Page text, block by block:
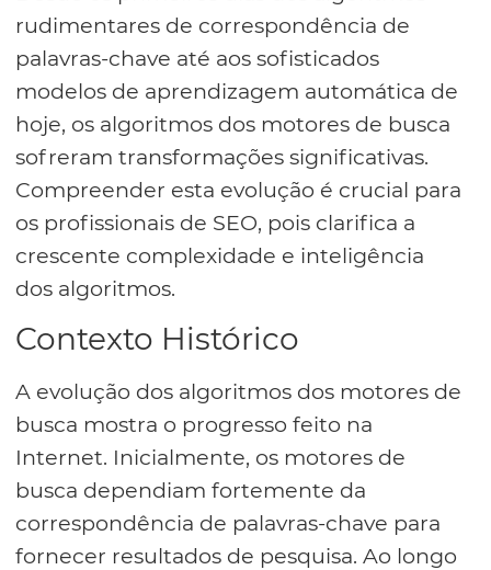
rudimentares de correspondência de
palavras-chave até aos sofisticados
modelos de aprendizagem automática de
hoje, os algoritmos dos motores de busca
sofreram transformações significativas.
Compreender esta evolução é crucial para
os profissionais de SEO, pois clarifica a
crescente complexidade e inteligência
dos algoritmos.
Contexto Histórico
A evolução dos algoritmos dos motores de
busca mostra o progresso feito na
Internet. Inicialmente, os motores de
busca dependiam fortemente da
correspondência de palavras-chave para
fornecer resultados de pesquisa. Ao longo